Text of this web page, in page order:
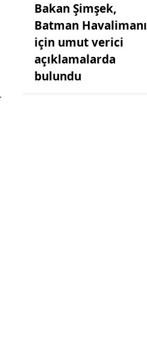
Bakan Şimşek,
Batman Havalimanı
için umut verici
açıklamalarda
bulundu